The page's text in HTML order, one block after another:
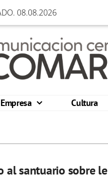
08.08.2026
Empresa Cultura
al santuario sobre le